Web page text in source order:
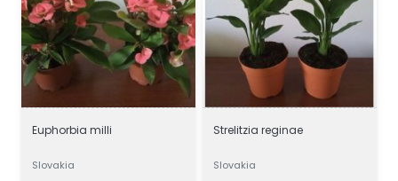
Euphorbia milli
Slovakia
Strelitzia reginae
Slovakia